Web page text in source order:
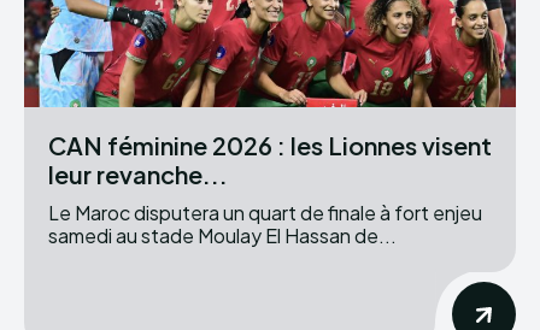
CAN féminine 2026 : les Lionnes visent
leur revanche...
Le Maroc disputera un quart de finale à fort enjeu
samedi au stade Moulay El Hassan de...